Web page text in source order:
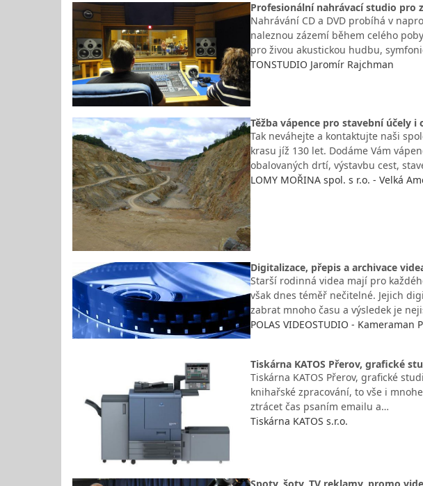
Profesionální nahrávací studio pro
Nahrávání CD a DVD probíhá v
naleznou zázemí během celého
pro živou akustickou hudbu,
TONSTUDIO Jaromír Rajchman
Těžba vápence pro stavební účely
Tak neváhejte a kontaktujte naši
krasu jíž 130 let. Dodáme Vám
obalovaných drtí, výstavbu cest,
LOMY MOŘINA spol. s r.o. - Velká
Digitalizace, přepis a archivace
Starší rodinná videa mají pro
však dnes téměř nečitelné. Jejich
zabrat mnoho času a výsledek je
POLAS VIDEOSTUDIO -
Tiskárna KATOS Přerov, grafické
Tiskárna KATOS Přerov, grafické
knihařské zpracování, to vše i
ztrácet čas psaním emailu a…
Tiskárna KATOS s.r.o.